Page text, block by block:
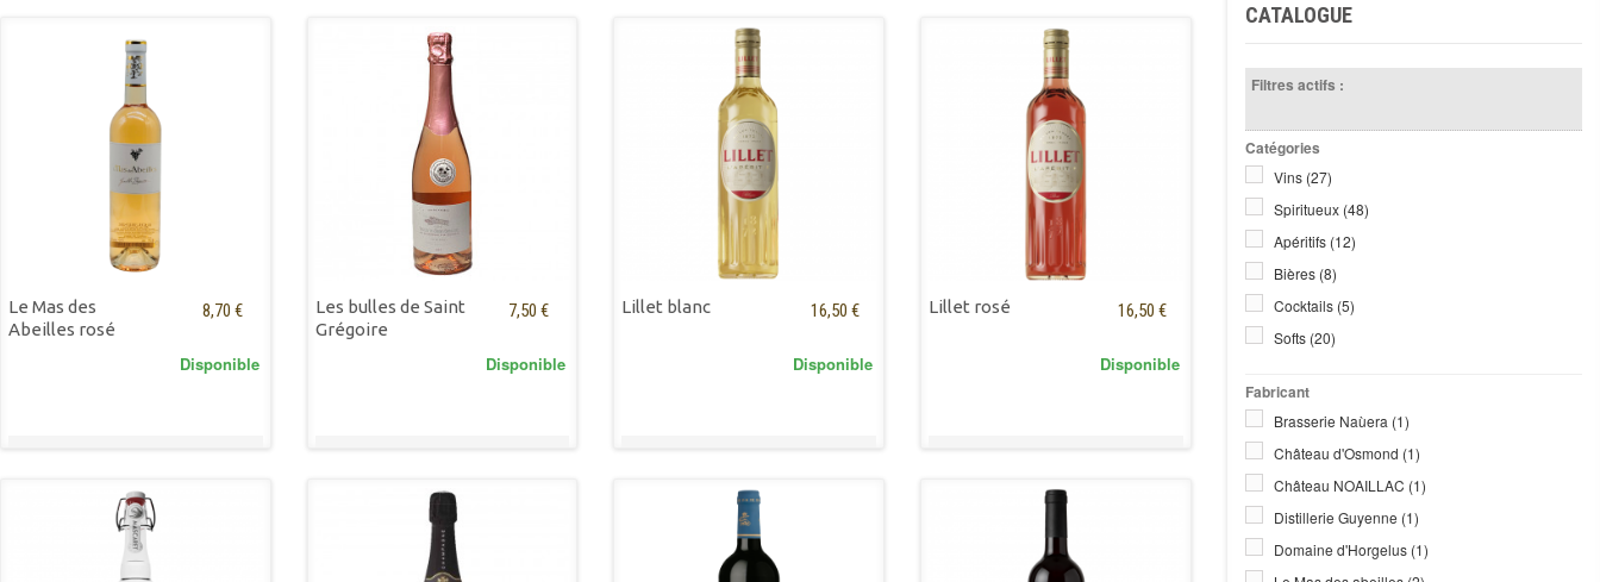
Le Mas des
Abeilles rosé
8,70 €
Disponible
Les bulles de Saint
Grégoire
7,50 €
Disponible
Lillet blanc 16,50 €
Disponible
Lillet rosé 16,50 €
Disponible
CATALOGUE
Filtres actifs :
Catégories
Vins(27)
Spiritueux(48)
Apéritifs(12)
Bières(8)
Cocktails(5)
Softs(20)
Fabricant
Brasserie Naùera (1)
Château d'Osmond (1)
Château NOAILLAC (1)
Distillerie Guyenne (1)
Domaine d'Horgelus(1)